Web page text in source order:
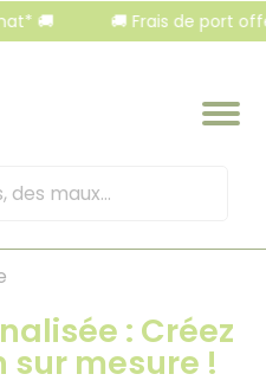
🚚 Frais de port offerts
: Créez
sur mesure !